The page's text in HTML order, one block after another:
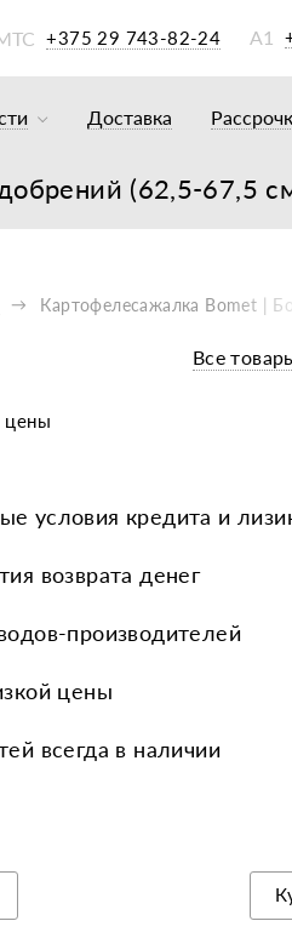
(62,5-67,5
+375 29 743-82-24 А1
для мотоблоков
навесному
сальники, ремни
камеры, диски, колёса
Доставка
Картофелесажалка Bomet |
Все
цены
условия кредита и
возврата денег
производителей
цены
всегда в наличии